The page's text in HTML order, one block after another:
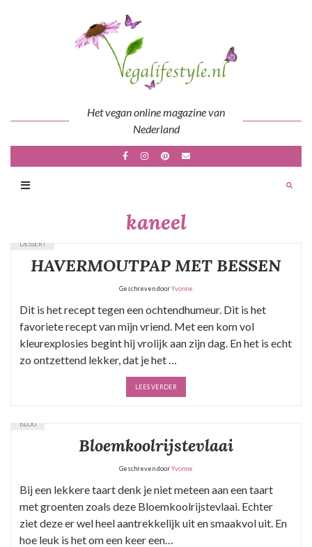
Het vegan online magazine van
Nederland
kaneel
DESSERT
HAVERMOUTPAP MET BESSEN
Geschreven doorYvonne
Dit is het recept tegen een ochtendhumeur. Dit is het
favoriete recept van mijn vriend. Met een kom vol
kleurexplosies begint hij vrolijk aan zijn dag. En het is echt
zo ontzettend lekker, dat je het …
LEES VERDER
BLOG
Bloemkoolrijstevlaai
Geschreven doorYvonne
Bij een lekkere taart denk je niet meteen aan een taart
met groenten zoals deze Bloemkoolrijstevlaai. Echter
ziet deze er wel heel aantrekkelijk uit en smaakvol uit. En
hoe leuk is het om een keer een…